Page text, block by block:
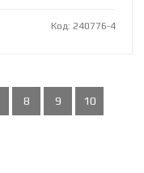
Код: 240776-4
8 9 10